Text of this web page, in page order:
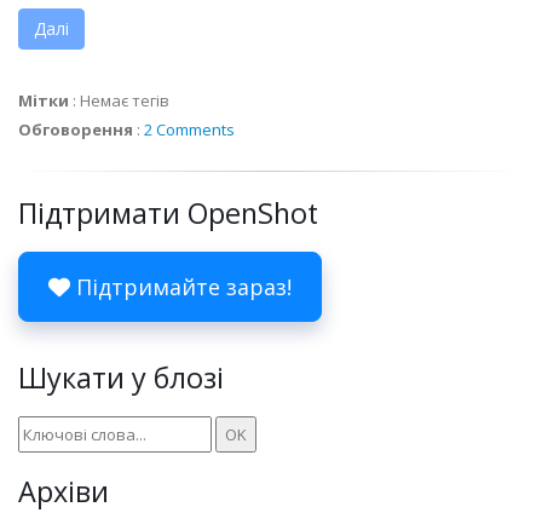
Далі
Мітки : Немає тегів
Обговорення : 2 Comments
Підтримати OpenShot
Підтримайте зараз!
Шукати у блозі
Архіви